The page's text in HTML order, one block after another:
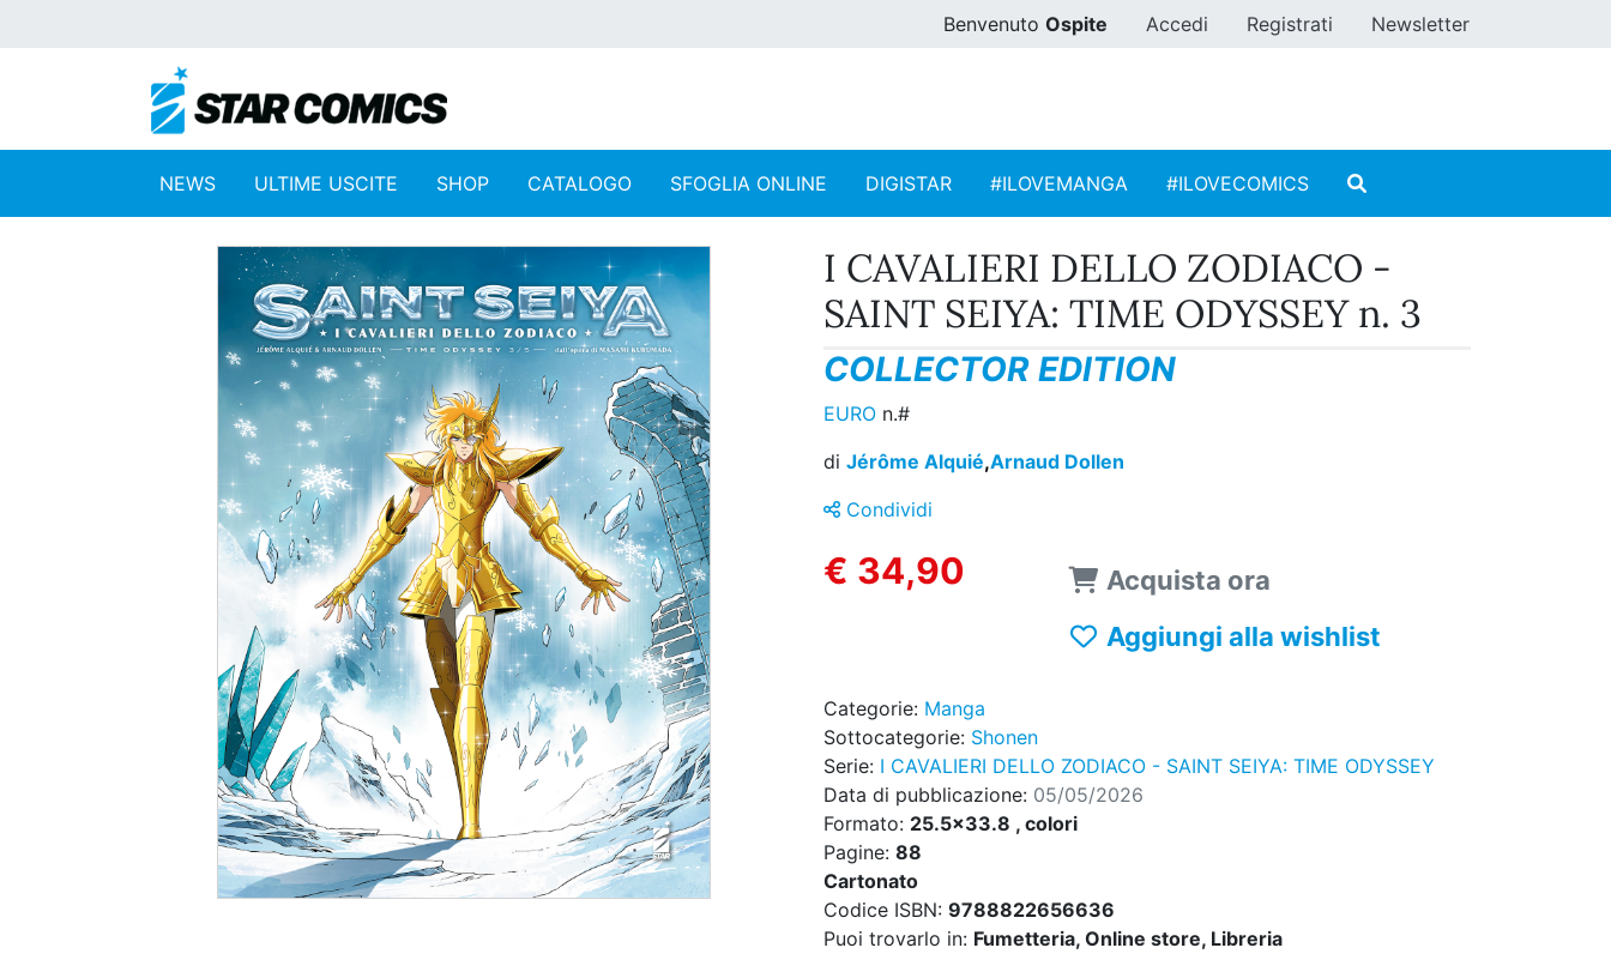
Benvenuto Ospite Accedi Registrati Newsletter
NEWS ULTIME USCITE SHOP CATALOGO SFOGLIA ONLINE DIGISTAR #ILOVEMANGA #ILOVECOMICS
I CAVALIERI DELLO ZODIACO -
SAINT SEIYA: TIME ODYSSEY n. 3
COLLECTOR EDITION
EURO n.#
di Jérôme Alquié,Arnaud Dollen
Condividi
€ 34,90
Acquista ora
Aggiungi alla wishlist
Categorie: Manga
Sottocategorie: Shonen
Serie: I CAVALIERI DELLO ZODIACO - SAINT SEIYA: TIME ODYSSEY
Data di pubblicazione: 05/05/2026
Formato: 25.5x33.8 , colori
Pagine: 88
Cartonato
Codice ISBN: 9788822656636
Puoi trovarlo in: Fumetteria, Online store, Libreria